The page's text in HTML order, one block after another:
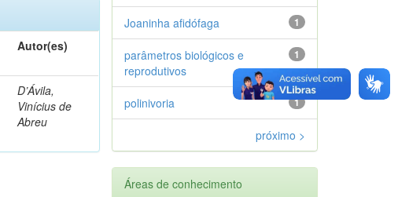
Autor(es)
D’Ávila,
Vinícius de
Abreu
1
Joaninha afidófaga
1
parâmetros biológicos e
reprodutivos
1
polinivoria
próximo >
Áreas de conhecimento